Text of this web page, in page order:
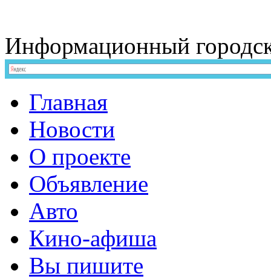
Информационный
Главная
Новости
О проекте
Объявление
Авто
Кино-афиша
Вы пишите